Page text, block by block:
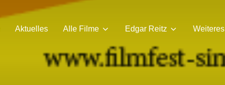
Aktuelles Alle Filme Edgar Reitz Weiteres